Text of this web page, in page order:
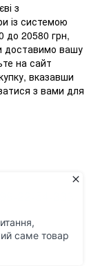
з
із системою
до 20580 грн,
доставимо вашу
на сайт
вказавши
з вами для